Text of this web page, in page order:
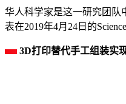
华人科学家是这一研究团队
表在2019年4月24日的
3D打印替代手工组装实